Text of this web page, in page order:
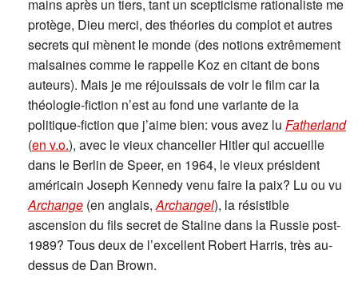
mains après un tiers, tant un scepticisme rationaliste me
protège, Dieu merci, des théories du complot et autres
secrets qui mènent le monde (des notions extrêmement
malsaines comme le rappelle Koz en citant de bons
auteurs). Mais je me réjouissais de voir le film car la
théologie-fiction n’est au fond une variante de la
politique-fiction que j’aime bien: vous avez lu Fatherland
(en v.o.), avec le vieux chancelier Hitler qui accueille
dans le Berlin de Speer, en 1964, le vieux président
américain Joseph Kennedy venu faire la paix? Lu ou vu
Archange (en anglais, Archangel), la résistible
ascension du fils secret de Staline dans la Russie post-
1989? Tous deux de l’excellent Robert Harris, très au-
dessus de Dan Brown.